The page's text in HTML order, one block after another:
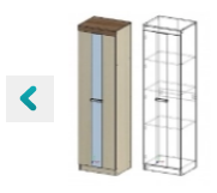
Атлантида-2 Венге-дуб
Белфорд
25 223 ₽
info@bedroom-ekb.ru